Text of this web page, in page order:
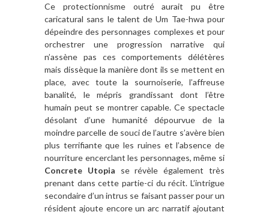
Ce protectionnisme outré aurait pu être
caricatural sans le talent de Um Tae-hwa pour
dépeindre des personnages complexes et pour
orchestrer une progression narrative qui
n’assène pas ces comportements délétères
mais dissèque la manière dont ils se mettent en
place, avec toute la sournoiserie, l’affreuse
banalité, le mépris grandissant dont l’être
humain peut se montrer capable. Ce spectacle
désolant d’une humanité dépourvue de la
moindre parcelle de souci de l’autre s’avère bien
plus terrifiante que les ruines et l’absence de
nourriture encerclant les personnages, même si
Concrete Utopia se révèle également très
prenant dans cette partie-ci du récit. L’intrigue
secondaire d’un intrus se faisant passer pour un
résident ajoute encore un arc narratif ajoutant